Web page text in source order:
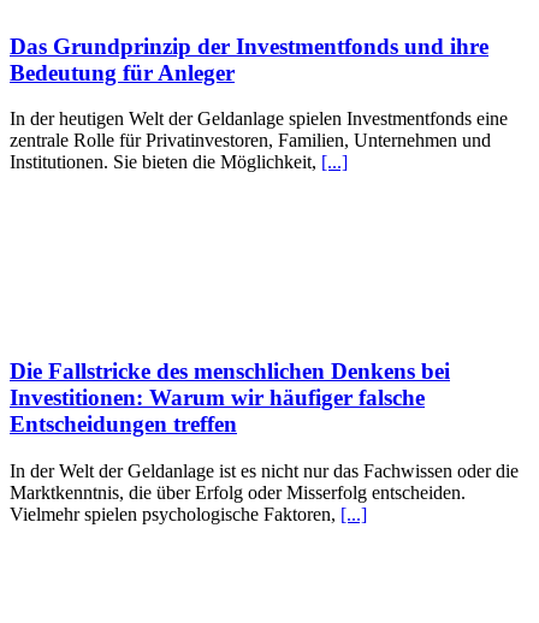
Das Grundprinzip der Investmentfonds und ihre
Bedeutung für Anleger
In der heutigen Welt der Geldanlage spielen Investmentfonds eine
zentrale Rolle für Privatinvestoren, Familien, Unternehmen und
Institutionen. Sie bieten die Möglichkeit, [...]
Die Fallstricke des menschlichen Denkens bei
Investitionen: Warum wir häufiger falsche
Entscheidungen treffen
In der Welt der Geldanlage ist es nicht nur das Fachwissen oder die
Marktkenntnis, die über Erfolg oder Misserfolg entscheiden.
Vielmehr spielen psychologische Faktoren, [...]